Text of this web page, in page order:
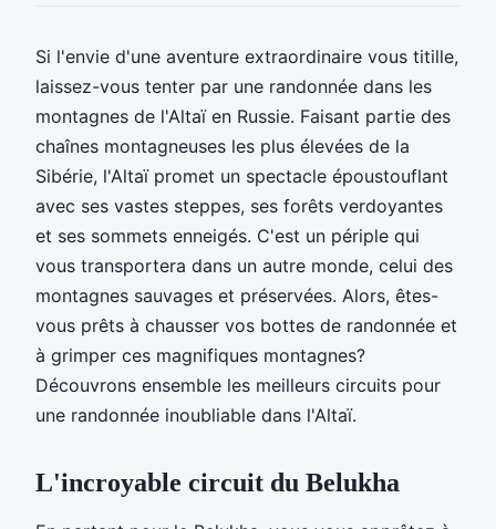
Si l'envie d'une aventure extraordinaire vous titille,
laissez-vous tenter par une randonnée dans les
montagnes de l'Altaï en Russie. Faisant partie des
chaînes montagneuses les plus élevées de la
Sibérie, l'Altaï promet un spectacle époustouflant
avec ses vastes steppes, ses forêts verdoyantes
et ses sommets enneigés. C'est un périple qui
vous transportera dans un autre monde, celui des
montagnes sauvages et préservées. Alors, êtes-
vous prêts à chausser vos bottes de randonnée et
à grimper ces magnifiques montagnes?
Découvrons ensemble les meilleurs circuits pour
une randonnée inoubliable dans l'Altaï.
L'incroyable circuit du Belukha